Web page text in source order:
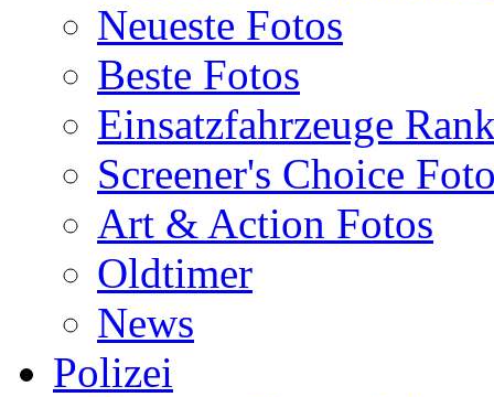
Neueste Fotos
Beste Fotos
Einsatzfahrzeuge
Screener's Choice
Art & Action Fotos
Oldtimer
News
Polizei